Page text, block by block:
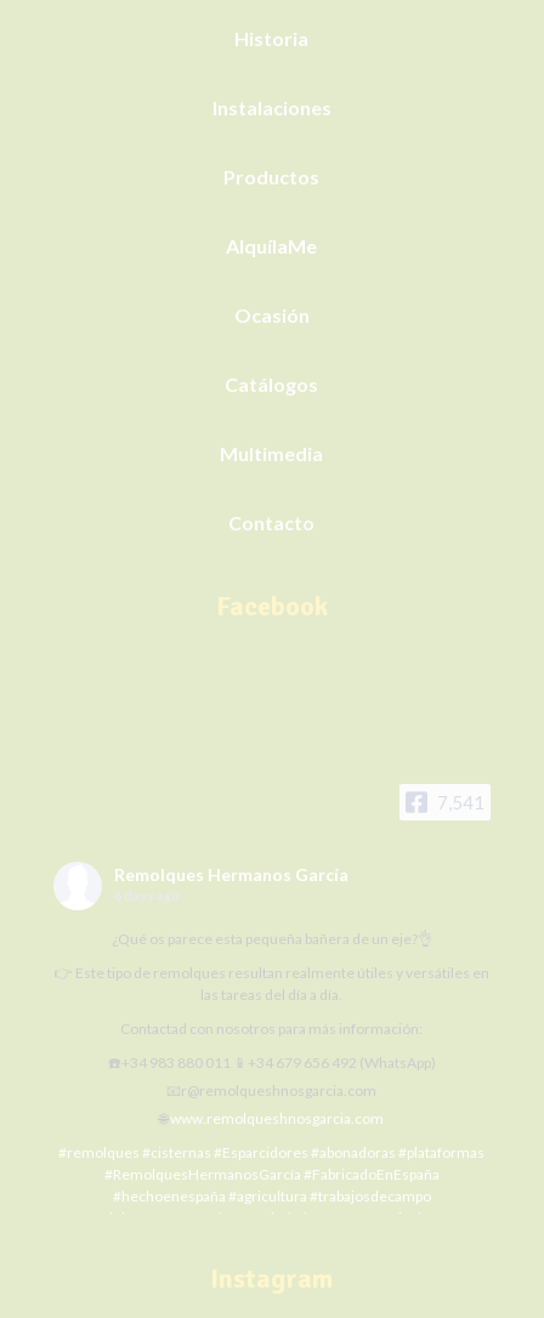
Historia
Instalaciones
Productos
AlquílaMe
Ocasión
Catálogos
Multimedia
Contacto
Facebook
7,541
Remolques Hermanos García
6 days ago
¿Qué os parece esta pequeña bañera de un eje?👌
👉 Este tipo de remolques resultan realmente útiles y versátiles en
las tareas del día a día.
Contactad con nosotros para más información:
☎️+34 983 880 011 📱+34 679 656 492 (WhatsApp)
📧r@remolqueshnosgarcia.com
🌐www.remolqueshnosgarcia.com
#remolques #cisternas #Esparcidores #abonadoras #plataformas
#RemolquesHermanosGarcía #FabricadoEnEspaña
#hechoenespaña #agricultura #trabajosdecampo
#SiElCampoNoProduceLaCiudadNoCome
#agriculture
#agro #ElCampoNoPara
Instagram